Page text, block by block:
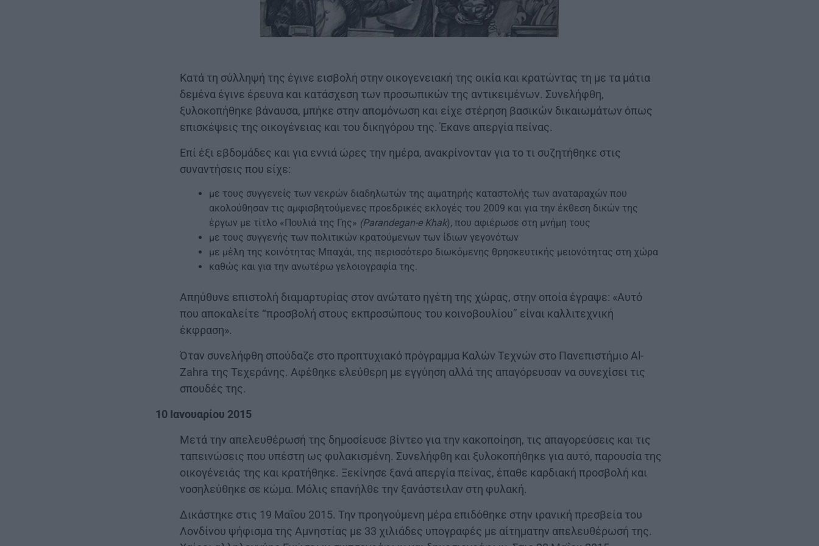
Κατά τη σύλληψή της έγινε εισβολή στην οικογενειακή της οικία και κρατώντας τη με τα μάτια
δεμένα έγινε έρευνα και κατάσχεση των προσωπικών της αντικειμένων. Συνελήφθη,
ξυλοκοπήθηκε βάναυσα, μπήκε στην απομόνωση και είχε στέρηση βασικών δικαιωμάτων όπως
επισκέψεις της οικογένειας και του δικηγόρου της. Έκανε απεργία πείνας.
Επί έξι εβδομάδες και για εννιά ώρες την ημέρα, ανακρίνονταν για το τι συζητήθηκε στις
συναντήσεις που είχε:
με τους συγγενείς των νεκρών διαδηλωτών της αιματηρής καταστολής των αναταραχών που
ακολούθησαν τις αμφισβητούμενες προεδρικές εκλογές του 2009 και για την έκθεση δικών της
έργων με τίτλο «Πουλιά της Γης» (Parandegan-e Khak), που αφιέρωσε στη μνήμη τους
με τους συγγενής των πολιτικών κρατούμενων των ίδιων γεγονότων
με μέλη της κοινότητας Μπαχάι, της περισσότερο διωκόμενης θρησκευτικής μειονότητας στη χώρα
καθώς και για την ανωτέρω γελοιογραφία της.
Απηύθυνε επιστολή διαμαρτυρίας στον ανώτατο ηγέτη της χώρας, στην οποία έγραψε: «Αυτό
που αποκαλείτε ‘‘προσβολή στους εκπροσώπους του κοινοβουλίου’’ είναι καλλιτεχνική
έκφραση».
Όταν συνελήφθη σπούδαζε στο προπτυχιακό πρόγραμμα Καλών Τεχνών στο Πανεπιστήμιο Al-
Zahra της Τεχεράνης. Αφέθηκε ελεύθερη με εγγύηση αλλά της απαγόρευσαν να συνεχίσει τις
σπουδές της.
10 Ιανουαρίου 2015
Μετά την απελευθέρωσή της δημοσίευσε βίντεο για την κακοποίηση, τις απαγορεύσεις και τις
ταπεινώσεις που υπέστη ως φυλακισμένη. Συνελήφθη και ξυλοκοπήθηκε για αυτό, παρουσία της
οικογένειάς της και κρατήθηκε. Ξεκίνησε ξανά απεργία πείνας, έπαθε καρδιακή προσβολή και
νοσηλεύθηκε σε κώμα. Μόλις επανήλθε την ξανάστειλαν στη φυλακή.
Δικάστηκε στις 19 Μαΐου 2015. Την προηγούμενη μέρα επιδόθηκε στην ιρανική πρεσβεία του
Λονδίνου ψήφισμα της Αμνηστίας με 33 χιλιάδες υπογραφές με αίτηματην απελευθέρωσή της.